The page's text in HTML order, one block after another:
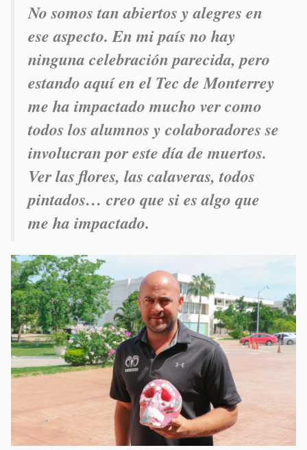
No somos tan abiertos y alegres en
ese aspecto. En mi país no hay
ninguna celebración parecida, pero
estando aquí en el Tec de Monterrey
me ha impactado mucho ver como
todos los alumnos y colaboradores se
involucran por este día de muertos.
Ver las flores, las calaveras, todos
pintados… creo que si es algo que
me ha impactado.